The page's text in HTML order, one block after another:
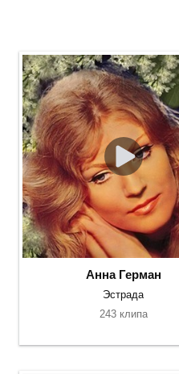
Анна Герман
Эстрада
243 клипа